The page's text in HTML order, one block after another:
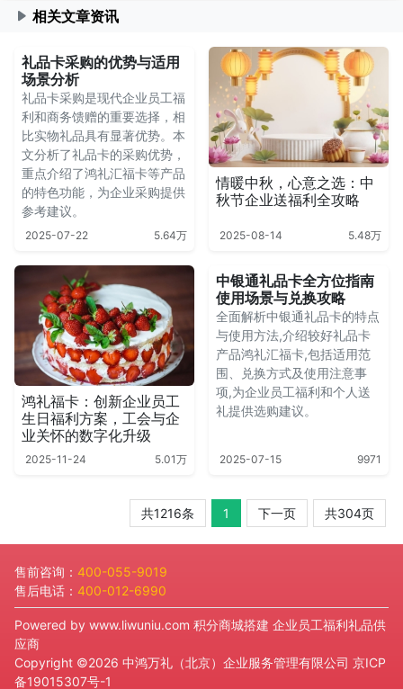
相关文章资讯
礼品卡采购的优势与适用
场景分析
礼品卡采购是现代企业员工福
利和商务馈赠的重要选择，相
比实物礼品具有显著优势。本
文分析了礼品卡的采购优势，
重点介绍了鸿礼汇福卡等产品
的特色功能，为企业采购提供
参考建议。
2025-07-22 5.64万
情暖中秋，心意之选：中
秋节企业送福利全攻略
2025-08-14 5.48万
鸿礼福卡：创新企业员工
生日福利方案，工会与企
业关怀的数字化升级
2025-11-24 5.01万
中银通礼品卡全方位指南
使用场景与兑换攻略
全面解析中银通礼品卡的特点
与使用方法,介绍较好礼品卡
产品鸿礼汇福卡,包括适用范
围、兑换方式及使用注意事
项,为企业员工福利和个人送
礼提供选购建议。
2025-07-15 9971
共1216条 1 下一页 共304页
售前咨询： 400-055-9019
售后电话： 400-012-6990
Powered by www.liwuniu.com 积分商城搭建 企业员工福利礼品供
应商
Copyright ©2026 中鸿万礼（北京）企业服务管理有限公司 京ICP
备19015307号-1